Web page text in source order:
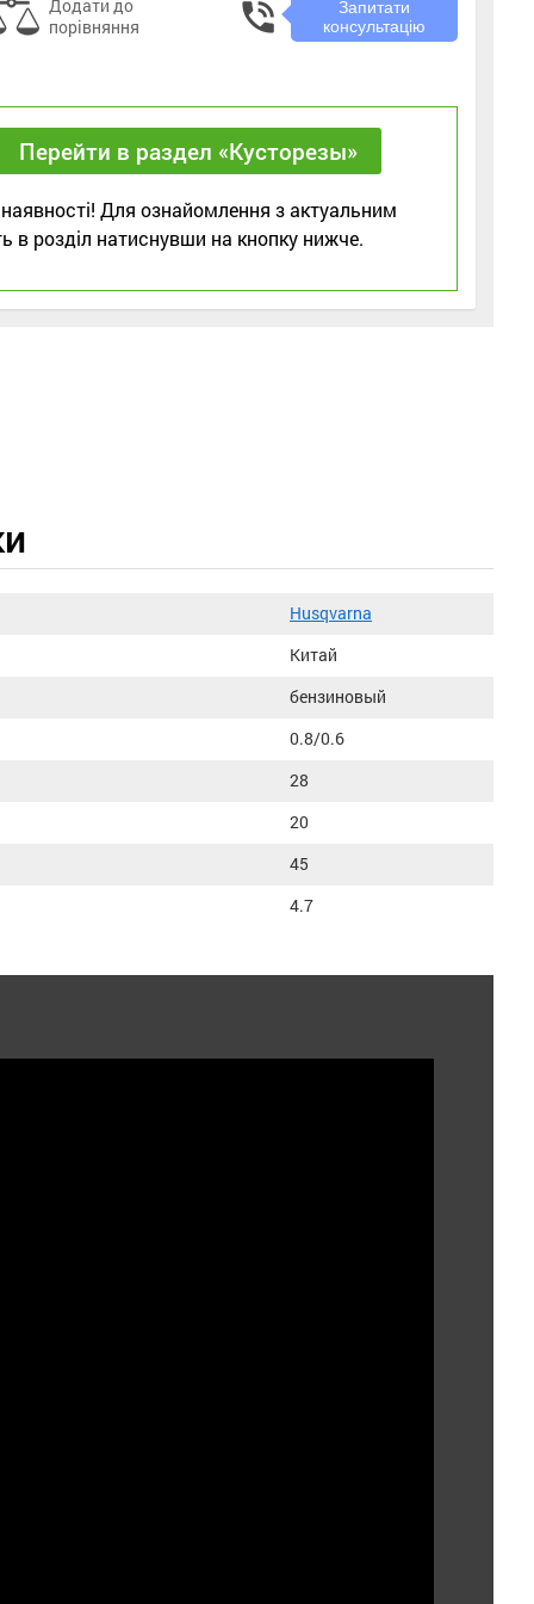
Додати до
порівняння
phone_in_talk
Запитати
консультацію
Перейти в раздел «Кусторезы»
Для ознайомлення з актуальним
в розділ натиснувши на кнопку нижче.
Husqvarna
Китай
бензиновый
0.8/0.6
28
20
45
4.7